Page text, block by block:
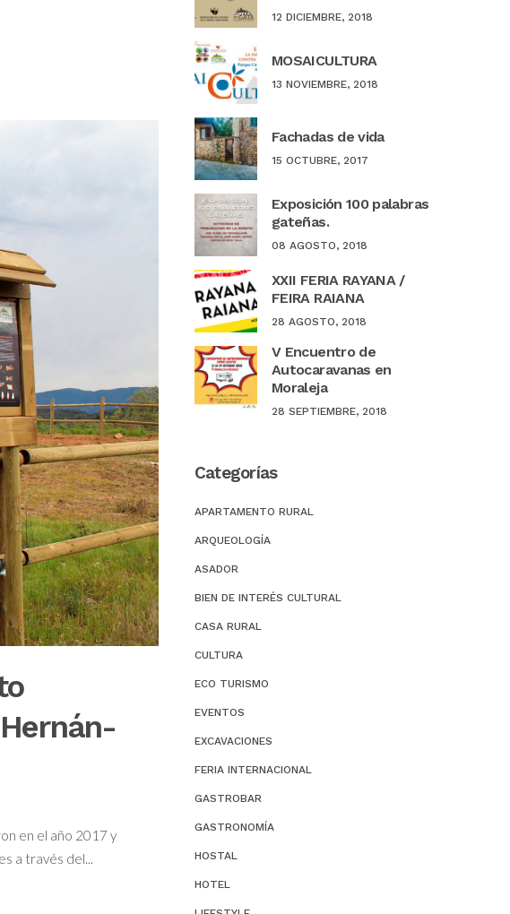
en el año 2017 y
a través del...
12 DICIEMBRE, 2018
MOSAICULTURA
13 NOVIEMBRE, 2018
Fachadas de vida
15 OCTUBRE, 2017
Exposición 100 palabras
gateñas.
08 AGOSTO, 2018
XXII FERIA RAYANA /
FEIRA RAIANA
28 AGOSTO, 2018
V Encuentro de
Autocaravanas en
Moraleja
28 SEPTIEMBRE, 2018
Categorías
APARTAMENTO RURAL
ARQUEOLOGÍA
ASADOR
BIEN DE INTERÉS CULTURAL
CASA RURAL
CULTURA
ECO TURISMO
EVENTOS
EXCAVACIONES
FERIA INTERNACIONAL
GASTROBAR
GASTRONOMÍA
HOSTAL
HOTEL